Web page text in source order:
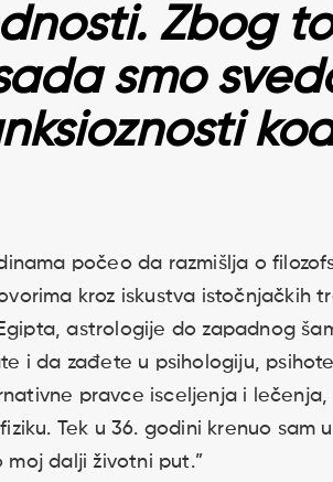
Zbog
smo
počeo da razmišlja o
kroz iskustva istočnjačkih
astrologije do zapadnog
i da zađete u psihologiju,
pravce isceljenja i lečenja,
Tek u 36. godini krenuo sam u
dalji životni put.”